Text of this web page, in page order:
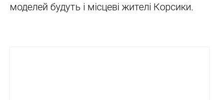
моделей будуть і місцеві жителі Корсики.